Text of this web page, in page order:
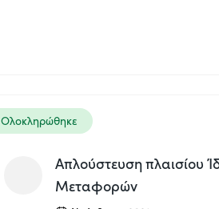
Ολοκληρώθηκε
Απλούστευση πλαισίου
Μεταφορών